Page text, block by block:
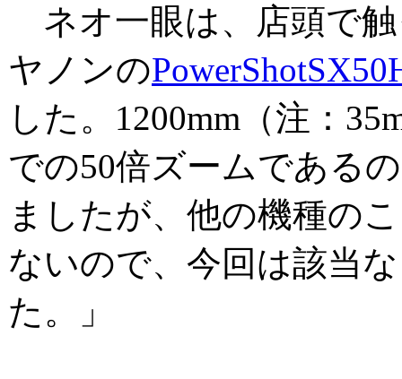
ネオ一眼は、店頭で
ヤノンの
した。1200mm（注：
での50倍ズームである
ましたが、他の機種の
ないので、今回は該当
た。」